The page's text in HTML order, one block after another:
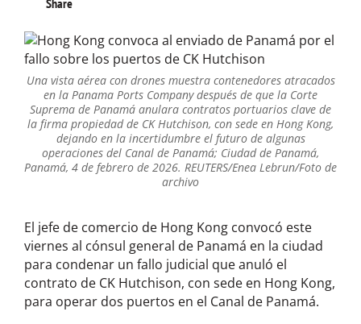
Una vista aérea con drones muestra contenedores atracados
en la Panama Ports Company después de que la Corte
Suprema de Panamá anulara contratos portuarios clave de
la firma propiedad de CK Hutchison, con sede en Hong Kong,
dejando en la incertidumbre el futuro de algunas
operaciones del Canal de Panamá; Ciudad de Panamá,
Panamá, 4 de febrero de 2026. REUTERS/Enea Lebrun/Foto de
archivo
El jefe de comercio de Hong Kong convocó este
viernes al cónsul general de Panamá en la ciudad
para condenar un fallo judicial que anuló el
contrato de CK Hutchison, con sede en Hong Kong,
para operar dos puertos en el Canal de Panamá.